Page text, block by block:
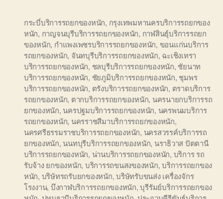
กระบี่บริการรถยกของหนัก, กรุงเทพมหานครบริการรถยกของ
หนัก, กาญจนบุรีบริการรถยกของหนัก, กาฬสินธุ์บริการรถยก
ของหนัก, กำแพงเพชรบริการรถยกของหนัก, ขอนแก่นบริการ
รถยกของหนัก, จันทบุรีบริการรถยกของหนัก, ฉะเชิงเทรา
บริการรถยกของหนัก, ชลบุรีบริการรถยกของหนัก, ชัยนาท
บริการรถยกของหนัก, ชัยภูมิบริการรถยกของหนัก, ชุมพร
บริการรถยกของหนัก, ตรังบริการรถยกของหนัก, ตราดบริการ
รถยกของหนัก, ตากบริการรถยกของหนัก, นครนายกบริการรถ
ยกของหนัก, นครปฐมบริการรถยกของหนัก, นครพนมบริการ
รถยกของหนัก, นครราชสีมาบริการรถยกของหนัก,
นครศรีธรรมราชบริการรถยกของหนัก, นครสวรรค์บริการรถ
ยกของหนัก, นนทบุรีบริการรถยกของหนัก, นราธิวาส ปัตตานี
บริการรถยกของหนัก, น่านบริการรถยกของหนัก, บริการ รถ
รับจ้าง ยกของหนัก, บริการรถขนสงของหนัก,บริการรถยกของ
หนัก, บริษัทรถรับยกของหนัก,บริษัทรับขนส่ง เครื่องจักร
โรงงาน, บึงกาฬบริการรถยกของหนัก,บุรีรัมย์บริการรถยกของ